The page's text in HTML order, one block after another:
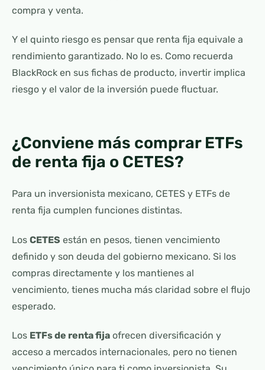
compra y venta.
Y el quinto riesgo es pensar que renta fija equivale a
rendimiento garantizado. No lo es. Como recuerda
BlackRock en sus fichas de producto, invertir implica
riesgo y el valor de la inversión puede fluctuar.
¿Conviene más comprar ETFs
de renta fija o CETES?
Para un inversionista mexicano, CETES y ETFs de
renta fija cumplen funciones distintas.
Los CETES están en pesos, tienen vencimiento
definido y son deuda del gobierno mexicano. Si los
compras directamente y los mantienes al
vencimiento, tienes mucha más claridad sobre el flujo
esperado.
Los ETFs de renta fija ofrecen diversificación y
acceso a mercados internacionales, pero no tienen